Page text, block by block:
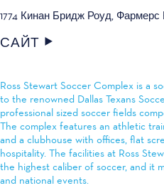
1774 Кинан Бридж Роуд Фармерс
САЙТ
Ross Stewart Soccer Complex is a
to the renowned Dallas Texans
professional sized soccer fields
The complex features an athletic
and a clubhouse with offices, flat
hospitality. The facilities at Ross
the highest caliber of soccer, and it
and national events.